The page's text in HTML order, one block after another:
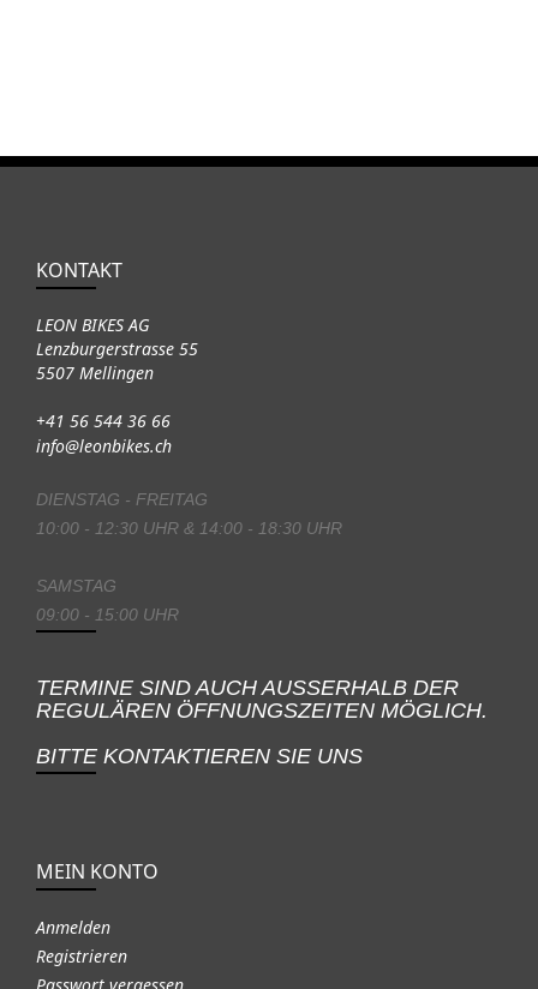
KONTAKT
LEON BIKES AG
Lenzburgerstrasse 55
5507 Mellingen
+41 56 544 36 66
info@leonbikes.ch
DIENSTAG - FREITAG
10:00 - 12:30 UHR & 14:00 - 18:30 UHR
SAMSTAG
09:00 - 15:00 UHR
TERMINE SIND AUCH AUSSERHALB DER
REGULÄREN ÖFFNUNGSZEITEN MÖGLICH.
BITTE KONTAKTIEREN SIE UNS
MEIN KONTO
Anmelden
Registrieren
Passwort vergessen